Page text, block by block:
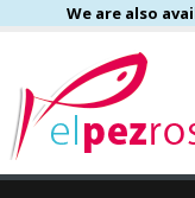
We are also